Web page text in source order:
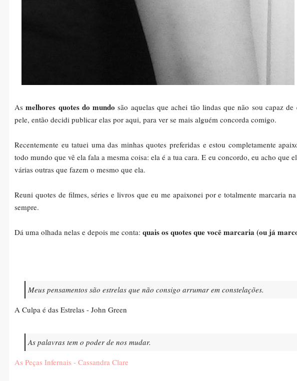
Asmelhores quotes do mundo são aquelas que achei tão lindas que não sou capaz
pele, então decidi publicar elas por aqui, para ver se mais alguém concorda comigo.
Recentemente eu tatuei uma das minhas quotes preferidas e estou completamente
todo mundo que vê ela fala a mesma coisa: ela é a tua cara. E eu concordo, eu acho que
várias outras que fazem o mesmo que ela.
Reuni quotes de filmes, séries e livros que eu me apaixonei por e totalmente marcaria
sempre.
Dá uma olhada nelas e depois me conta: quais os quotes que você marcaria (ou já
Meus pensamentos são estrelas que não consigo arrumar em constelações.
A Culpa é das Estrelas - John Green
As palavras tem o poder de nos mudar.
As Peças Infernais - Cassandra Clare